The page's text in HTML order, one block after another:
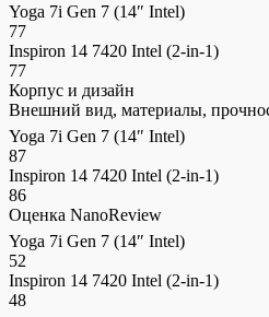
Yoga 7i Gen 7 (14″ Intel)
77
Inspiron 14 7420 Intel (2-in-1)
77
Корпус и дизайн
Внешний вид, материалы,
Yoga 7i Gen 7 (14″ Intel)
87
Inspiron 14 7420 Intel (2-in-1)
86
Оценка NanoReview
Yoga 7i Gen 7 (14″ Intel)
52
Inspiron 14 7420 Intel (2-in-1)
48